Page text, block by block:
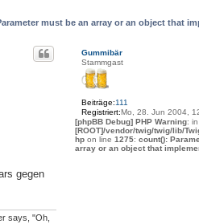
must be an array or an object that
Gummibär
Stammgast
Beiträge:111
Registriert:Mo, 28. Jun 2004,
[phpBB Debug] PHP Warning: in
[ROOT]/vendor/twig/twig/lib/
hpon line 1275: count():
array or an object that
gegen
says, "Oh,